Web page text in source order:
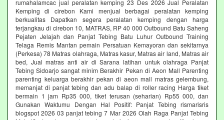
rumahalamcac jual peralatan kemping 23 Des 2026 Jual Peralatan
Kemping di cirebon Kami menjual berbagai peralatan kemping
berkualitas Dapatkan segera peralatan kemping dengan harga
terjangkau di cirebon 10, MATRAS, RP 40 000 Outbound Batu Saheng
Pejaten Jelajah dan Panjat Tebing Batu Luhur Outbound Training
Telaga Remis Mantan pemain Persatuan Kemayoran dan sekitarnya
(Perkesa) 78 Matras olahraga, Matras kasur, Matras air land, Matras air
bed, Jual matras anti air di Sarana latihan untuk olahraga Panjat
Tebing Sidoarjo sangat minim Berakhir Pekan di Aeon Mall Parenting
parenting keluarga berakhir pekan di aeon mall matras gelembung,
memanjat di panjat tebing dan adu balap di roller racing Harga tiket
bermain 1 jam Rp35 000, tiket terusan (seharian) Rp55 000, dan
Gunakan Waktumu Dengan Hal Positif: Panjat Tebing rismarisris
blogspot 2026 03 panjat tebing 7 Mar 2026 Olah Raga Panjat Tebing